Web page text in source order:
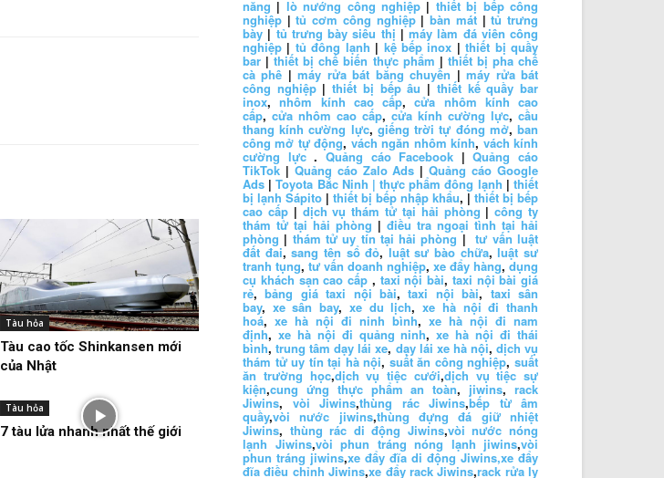
Tàu hỏa
Tàu cao tốc Shinkansen mới
của Nhật
Tàu hỏa
7 tàu lửa nhanh nhất thế giới
năng | lò nướng công nghiệp | thiết bị bếp công
nghiệp |tủ cơm công nghiệp|bàn mát|tủ trưng
bày |tủ trưng bày siêu thị |máy làm đá viên công
nghiệp | tủ đông lạnh | kệ bếp inox |thiết bị quầy
bar |thiết bị chế biến thực phẩm | thiết bị pha chế
cà phê |máy rửa bát băng chuyền |máy rửa bát
công nghiệp|thiết bị bếp âu |thiết kế quầy bar
inox,nhôm kính cao cấp,cửa nhôm kính cao
cấp, cửa nhôm cao cấp, cửa kính cường lực, cầu
thang kính cường lực,giếng trời tự đóng mở,ban
công mở tự động, vách ngăn nhôm kính,vách kính
cường lực.Quảng cáo Facebook |Quảng cáo
TikTok | Quảng cáo Zalo Ads |Quảng cáo Google
Ads |Toyota Bắc Ninh | thực phẩm đông lạnh |thiết
bị lạnh Sápito | thiết bị bếp nhập khẩu, |thiết bị bếp
cao cấp|dịch vụ thám tử tại hải phòng |công ty
thám tử tại hải phòng | điều tra ngoại tình tại hải
phòng | thám tử uy tín tại hải phòng |tư vấn luật
đất đai,sang tên sổ đỏ,luật sư bào chữa,luật sư
tranh tụng, tư vấn doanh nghiệp, xe đẩy hàng, dụng
cụ khách sạn cao cấp , taxi nội bài, taxi nội bài giá
rẻ,bảng giá taxi nội bài,taxi nội bài,taxi sân
bay, xe sân bay, xe du lịch,xe hà nội đi thanh
hoá, xe hà nội đi ninh bình, xe hà nội đi nam
định, xe hà nội đi quảng ninh,xe hà nội đi thái
bình,trung tâm dạy lái xe,dạy lái xe hà nội, dịch vụ
thám tử uy tín tại hà nội, suất ăn công nghiệp,suất
ăn trường học,dịch vụ tiệc cưới,dịch vụ tiệc sự
kiện,cung ứng thực phẩm an toàn, jiwins,rack
Jiwins,vòi Jiwins,thùng rác Jiwins,bếp từ âm
quầy,vòi nước jiwins,thùng đựng đá giữ nhiệt
Jiwins, thùng rác di động Jiwins,vòi nước nóng
lạnh Jiwins,vòi phun tráng nóng lạnh jiwins,vòi
phun tráng jiwins,xe đẩy đĩa di động Jiwins,xe đẩy
đĩa điều chỉnh Jiwins,xe đẩy rack Jiwins,rack rửa ly